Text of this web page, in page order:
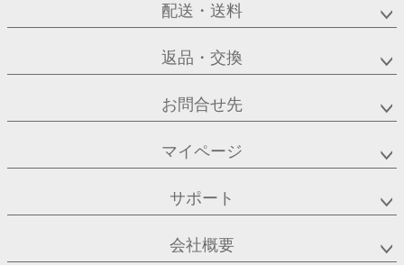
配送・送料
返品・交換
お問合せ先
マイページ
サポート
会社概要